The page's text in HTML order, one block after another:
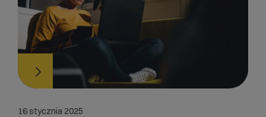
16 stycznia 2025